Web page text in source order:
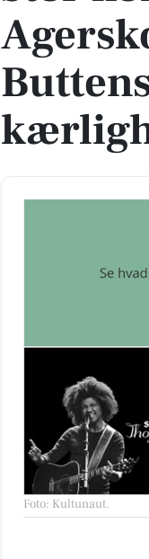
Foto: Kultunaut.